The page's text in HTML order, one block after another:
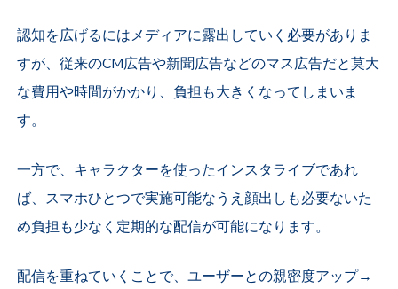
認知を広げるにはメディアに露出していく必要がありま
すが、従来のCM広告や新聞広告などのマス広告だと莫大
な費用や時間がかかり、負担も大きくなってしまいま
す。
一方で、キャラクターを使ったインスタライブであれ
ば、スマホひとつで実施可能なうえ顔出しも必要ないた
め負担も少なく定期的な配信が可能になります。
配信を重ねていくことで、ユーザーとの親密度アップ→